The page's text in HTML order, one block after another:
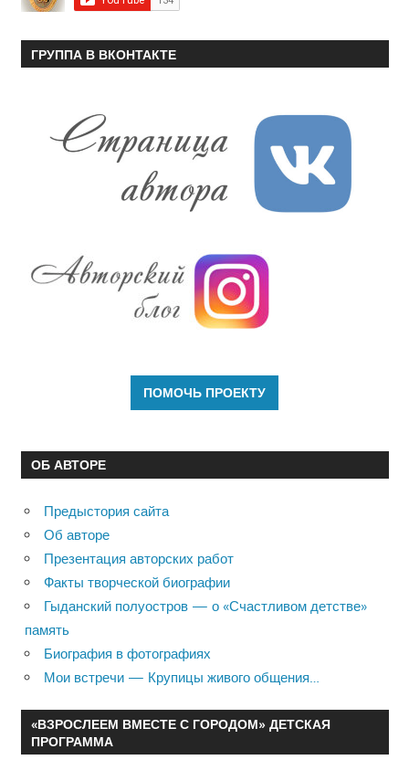
ГРУППА В ВКОНТАКТЕ
ОБ АВТОРЕ
Предыстория сайта
Об авторе
Презентация авторских работ
Факты творческой биографии
Гыданский полуостров — о «Счастливом детстве»
память
Биография в фотографиях
Мои встречи — Крупицы живого общения…
«ВЗРОСЛЕЕМ ВМЕСТЕ С ГОРОДОМ» ДЕТСКАЯ
ПРОГРАММА